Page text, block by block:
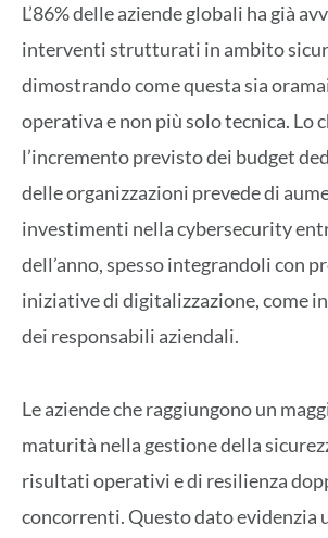
L’86% delle aziende globali ha già
interventi strutturati in ambito
dimostrando come questa sia
operativa e non più solo tecnica. Lo
l’incremento previsto dei budget
delle organizzazioni prevede di
investimenti nella cybersecurity
dell’anno, spesso integrandoli con
iniziative di digitalizzazione, come
dei responsabili aziendali.
Le aziende che raggiungono un
maturità nella gestione della
risultati operativi e di resilienza
concorrenti. Questo dato evidenzia